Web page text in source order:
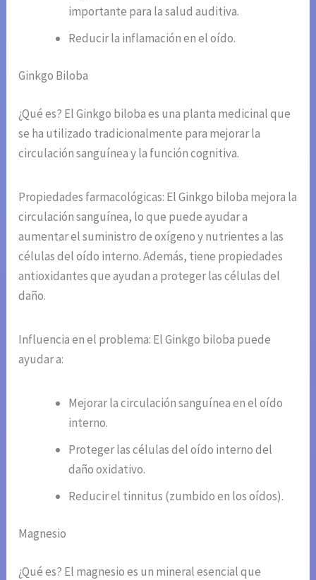
importante para la salud auditiva.
Reducir la inflamación en el oído.
Ginkgo Biloba
¿Qué es? El Ginkgo biloba es una planta medicinal que
se ha utilizado tradicionalmente para mejorar la
circulación sanguínea y la función cognitiva.
Propiedades farmacológicas: El Ginkgo biloba mejora la
circulación sanguínea, lo que puede ayudar a
aumentar el suministro de oxígeno y nutrientes a las
células del oído interno. Además, tiene propiedades
antioxidantes que ayudan a proteger las células del
daño.
Influencia en el problema: El Ginkgo biloba puede
ayudar a:
Mejorar la circulación sanguínea en el oído
interno.
Proteger las células del oído interno del
daño oxidativo.
Reducir el tinnitus (zumbido en los oídos).
Magnesio
¿Qué es? El magnesio es un mineral esencial que